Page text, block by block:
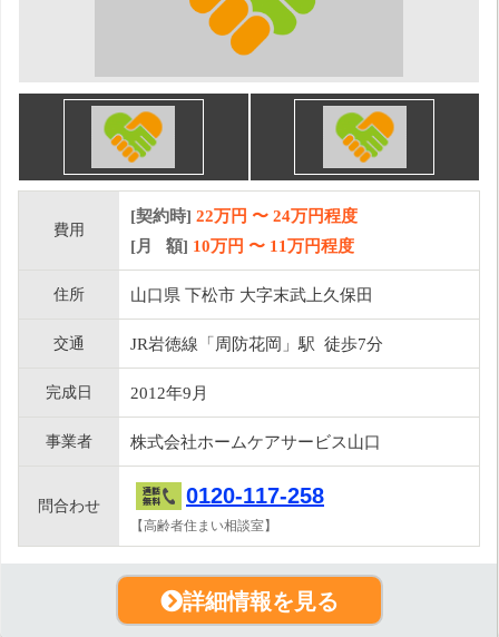
費用
[契約時] 22万円 〜 24万円程度
[月 額] 10万円 〜 11万円程度
住所 山口県 下松市 大字末武上久保田
交通 JR岩徳線「周防花岡」駅 徒歩7分
完成日 2012年9月
事業者 株式会社ホームケアサービス山口
問合わせ 0120-117-258
【高齢者住まい相談室】
詳細情報を見る